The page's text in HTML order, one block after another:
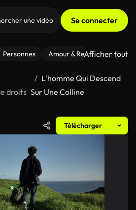
Se connecter
Personnes Amour & Relations Le
Afficher tout
droits
L'homme Qui Descend
Sur Une Colline
Télécharger